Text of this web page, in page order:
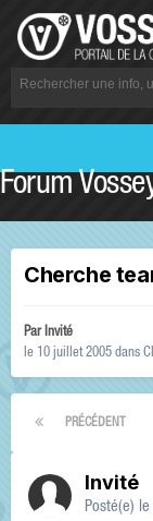
Forum
Cherche
Par Invité
le 10 juillet 2005 dans
PRÉCÉDENT
Invité
Posté(e)